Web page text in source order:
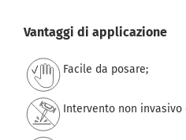
Vantaggi di applicazione
Facile da posare;
Intervento non invasivo